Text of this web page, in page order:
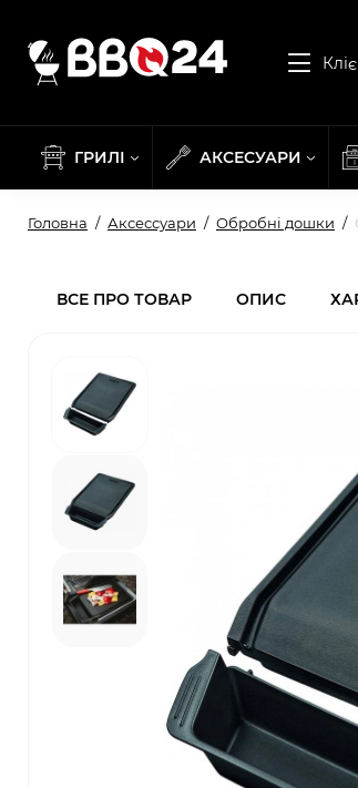
ГРИЛІ АКСЕСУАРИ
Головна Аксессуари Обробні дошки
ВСЕ ПРО ТОВАР ОПИС